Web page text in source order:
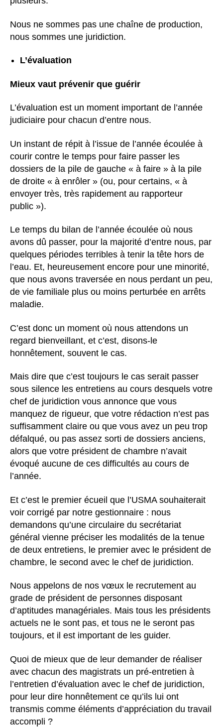
Nous ne sommes pas une chaîne de production,
nous sommes une juridiction.
L’évaluation
Mieux vaut prévenir que guérir
L’évaluation est un moment important de l’année
judiciaire pour chacun d’entre nous.
Un instant de répit à l’issue de l’année écoulée à
courir contre le temps pour faire passer les
dossiers de la pile de gauche « à faire » à la pile
de droite « à enrôler » (ou, pour certains, « à
envoyer très, très rapidement au rapporteur
public »).
Le temps du bilan de l’année écoulée où nous
avons dû passer, pour la majorité d’entre nous, par
quelques périodes terribles à tenir la tête hors de
l’eau. Et, heureusement encore pour une minorité,
que nous avons traversée en nous perdant un peu,
de vie familiale plus ou moins perturbée en arrêts
maladie.
C’est donc un moment où nous attendons un
regard bienveillant, et c’est, disons-le
honnêtement, souvent le cas.
Mais dire que c’est toujours le cas serait passer
sous silence les entretiens au cours desquels votre
chef de juridiction vous annonce que vous
manquez de rigueur, que votre rédaction n’est pas
suffisamment claire ou que vous avez un peu trop
défalqué, ou pas assez sorti de dossiers anciens,
alors que votre président de chambre n’avait
évoqué aucune de ces difficultés au cours de
l’année.
Et c’est le premier écueil que l’USMA souhaiterait
voir corrigé par notre gestionnaire : nous
demandons qu’une circulaire du secrétariat
général vienne préciser les modalités de la tenue
de deux entretiens, le premier avec le président de
chambre, le second avec le chef de juridiction.
Nous appelons de nos vœux le recrutement au
grade de président de personnes disposant
d’aptitudes managériales. Mais tous les présidents
actuels ne le sont pas, et tous ne le seront pas
toujours, et il est important de les guider.
Quoi de mieux que de leur demander de réaliser
avec chacun des magistrats un pré-entretien à
l’entretien d’évaluation avec le chef de juridiction,
pour leur dire honnêtement ce qu’ils lui ont
transmis comme éléments d’appréciation du travail
accompli ?